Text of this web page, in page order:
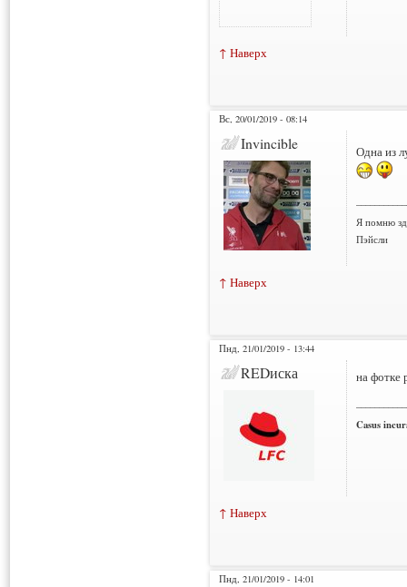
↑ Наверх
Вс, 20/01/2019 - 08:14
Invincible Одна из
Я помню
Пэйсли
↑ Наверх
Пнд, 21/01/2019 - 13:44
REDиска на фотке
Casus
↑ Наверх
Пнд, 21/01/2019 - 14:01